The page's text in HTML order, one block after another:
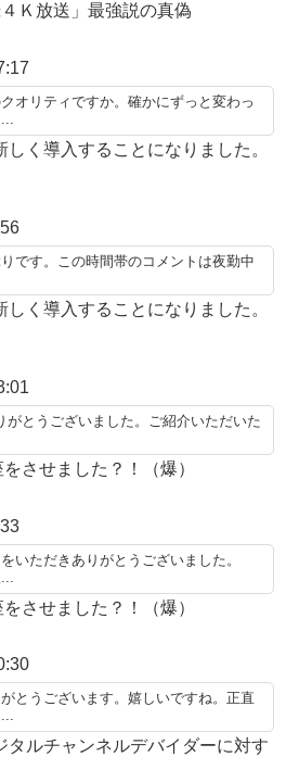
Ｋ放送」最強説の真偽
オリティですか。確かにずっと変わっ
しく導入することになりました。
です。この時間帯のコメントは夜勤中
しく導入することになりました。
がとうございました。ご紹介いただいた
させました？！（爆）
いただきありがとうございました。
させました？！（爆）
とうございます。嬉しいですね。正直
タルチャンネルデバイダーに対す